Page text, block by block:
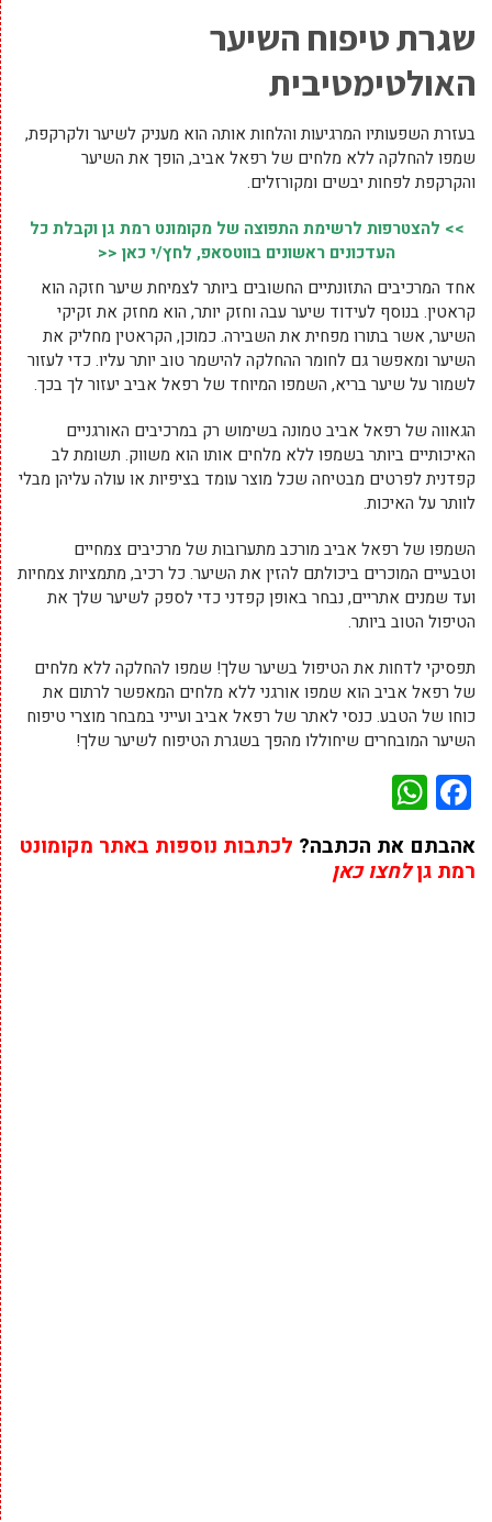
שגרת טיפוח השיער
האולטימטיבית
בעזרת השפעותיו המרגיעות והלחות אותה הוא מעניק לשיער ולקרקפת,
שמפו להחלקה ללא מלחים של רפאל אביב, הופך את השיער
והקרקפת לפחות יבשים ומקורזלים.
>> להצטרפות לרשימת התפוצה של מקומונט רמת גן וקבלת כל
העדכונים ראשונים בווטסאפ, לחץ/י כאן <<
אחד המרכיבים התזונתיים החשובים ביותר לצמיחת שיער חזקה הוא
קראטין. בנוסף לעידוד שיער עבה וחזק יותר, הוא מחזק את זקיקי
השיער, אשר בתורו מפחית את השבירה. כמוכן, הקראטין מחליק את
השיער ומאפשר גם לחומר ההחלקה להישמר טוב יותר עליו. כדי לעזור
לשמור על שיער בריא, השמפו המיוחד של רפאל אביב יעזור לך בכך.
הגאווה של רפאל אביב טמונה בשימוש רק במרכיבים האורגניים
האיכותיים ביותר בשמפו ללא מלחים אותו הוא משווק. תשומת לב
קפדנית לפרטים מבטיחה שכל מוצר עומד בציפיות או עולה עליהן מבלי
לוותר על האיכות.
השמפו של רפאל אביב מורכב מתערובות של מרכיבים צמחיים
וטבעיים המוכרים ביכולתם להזין את השיער. כל רכיב, מתמציות צמחיות
ועד שמנים אתריים, נבחר באופן קפדני כדי לספק לשיער שלך את
הטיפול הטוב ביותר.
תפסיקי לדחות את הטיפול בשיער שלך! שמפו להחלקה ללא מלחים
של רפאל אביב הוא שמפו אורגני ללא מלחים המאפשר לרתום את
כוחו של הטבע. כנסי לאתר של רפאל אביב ועייני במבחר מוצרי טיפוח
השיער המובחרים שיחוללו מהפך בשגרת הטיפוח לשיער שלך!
Facebook
אהבתם את הכתבה? לכתבות נוספות באתר מקומונט
רמת גןלחצו כאן